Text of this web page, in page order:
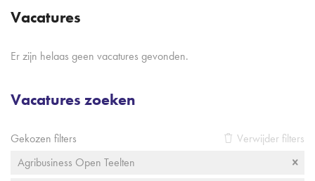
Vacatures
Er zijn helaas geen vacatures gevonden.
Vacatures zoeken
Gekozen filters
Verwijder filters
Agribusiness Open Teelten